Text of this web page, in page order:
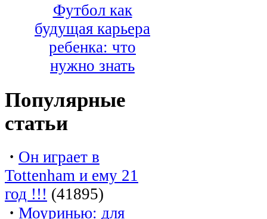
Футбол как
будущая карьера
ребенка: что
нужно знать
Популярные
статьи
· Он играет в
Tottenham и ему 21
год !!! (41895)
· Моуринью: для